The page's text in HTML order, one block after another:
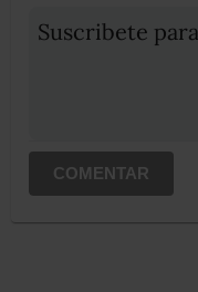
Suscribete
COMENTAR